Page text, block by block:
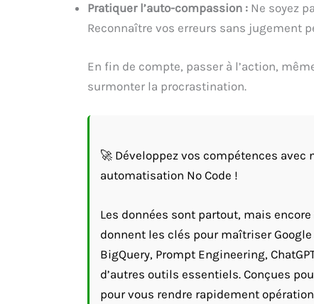
Pratiquer l’auto-compassion : Ne soyez
Reconnaître vos erreurs sans jugement
En fin de compte, passer à l’action,
surmonter la procrastination.
🚀 Développez vos compétences
automatisation No Code !
Les données sont partout, mais
donnent les clés pour maîtriser
BigQuery, Prompt Engineering,
d’autres outils essentiels. Conçues
pour vous rendre rapidement